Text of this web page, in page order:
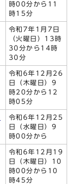
時00分から11
時15分
令和7年1月7日
（火曜日）13時
30分から14時
30分
令和6年12月26
日（木曜日）9
時20分から12
時05分
令和6年12月25
日（水曜日）9
時00分から
令和6年12月19
日（木曜日）10
時00分から10
時45分